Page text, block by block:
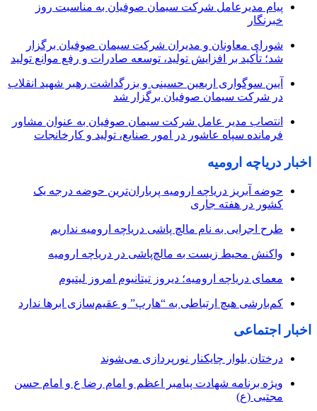
پیام مدیرعامل شرکت سیمان صوفیان به مناسبت روز
خبرنگار
شورای معاونان و مدیران شرکت سیمان صوفیان برگزار
شد؛ تأکید بر افزایش تولید، توسعه صادرات و رفع موانع تولید
آیین سوگواری اربعین حسینی و بزرگداشت رهبر شهید انقلاب
در شرکت سیمان صوفیان برگزار شد
انتصاب مدیر عامل شرکت سیمان صوفیان به عنوان مشاور
فرمانده سپاه عاشور در امور صنایع، تولید و کارخانجات
اخبار دریاچه ارومیه
حوضه آبریز دریاچه ارومیه پرباران‌ترین حوضه‌ درجه یک
کشور در هفته جاری
طرح اجرایی به نام مالچ پاشی دریاچه ارومیه نداریم
واکنش محیط زیست به مالچ‌پاشی در دریاچه ارومیه
معمای دریاچه ارومیه؛ دیروز تیتانیوم امروز لیتیوم
کم‌بارشی هیچ ارتباطی به “هارپ” و عقیم‌سازی ابرها ندارد
اخبار اجتماعی
درختان بلوار چایکنار نورپردازی می‌شوند
ویژه برنامه شهادت پیامبر اعظم و امام رضا ع و امام حسن
مجتبی (ع)